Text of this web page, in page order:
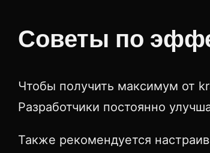
Советы по
Чтобы получить максимум от
Разработчики постоянно
Также рекомендуется